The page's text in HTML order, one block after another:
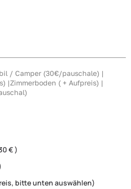
/ Camper (30€/pauschale) |
|Zimmerboden ( + Aufpreis) |
€ )
bitte unten auswählen)